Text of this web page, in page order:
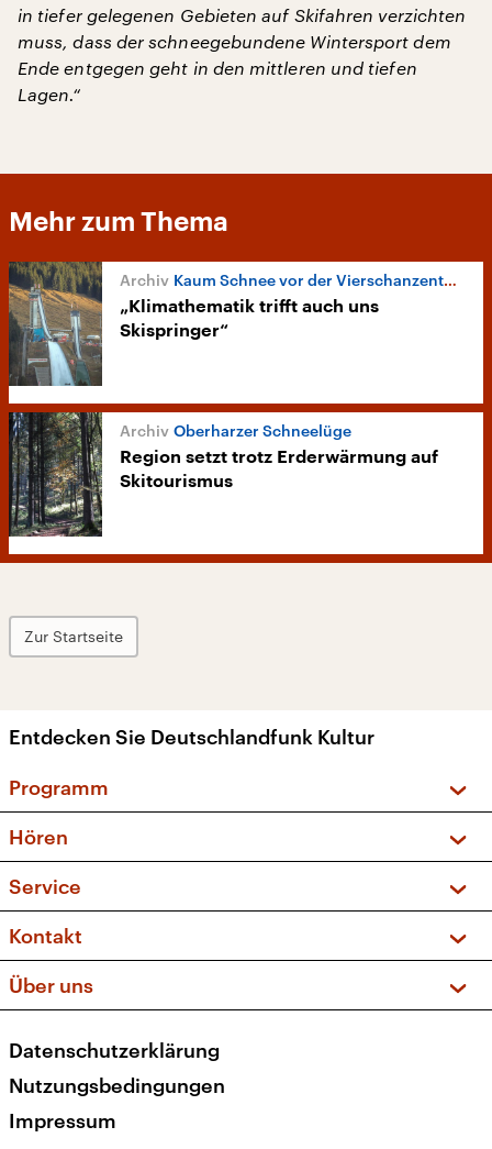
in tiefer gelegenen Gebieten auf Skifahren verzichten
muss, dass der schneegebundene Wintersport dem
Ende entgegen geht in den mittleren und tiefen
Lagen.“
Mehr zum Thema
Kaum Schnee vor der Vierschanzentournee
„Klimathematik trifft auch uns
Skispringer“
Oberharzer Schneelüge
Region setzt trotz Erderwärmung auf
Skitourismus
Zur Startseite
Entdecken Sie Deutschlandfunk Kultur
Programm
Sendungen und Podcasts
Musikliste
Kakadu – Das Kinderprogramm
Hören
Frequenzen (UKW + DAB+)
Service
FAQ
Apps
Newsletter
Veranstaltungen
Kontakt
Social Media
Über uns
Presse
Karriere
Transparenz
Datenschutzerklärung
Nutzungsbedingungen
Impressum